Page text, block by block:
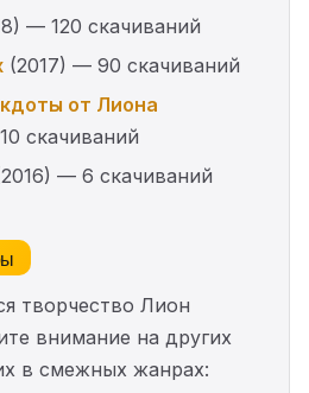
— 120 скачиваний
(2017) — 90 скачиваний
от Лиона
скачиваний
— 6 скачиваний
творчество Лион
внимание на других
в смежных жанрах: